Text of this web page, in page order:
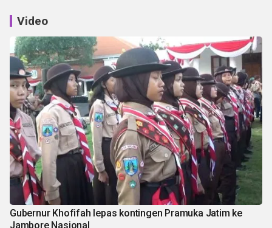
Video
Gubernur Khofifah lepas kontingen Pramuka Jatim ke
Jambore Nasional